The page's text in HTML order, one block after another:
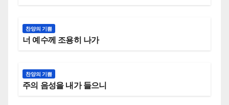
찬양의 기쁨
너 예수께 조용히 나가
찬양의 기쁨
주의 음성을 내가 들으니